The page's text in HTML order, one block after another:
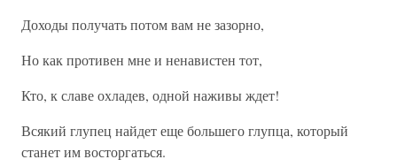
Доходы получать потом вам не зазорно,
Но как противен мне и ненавистен тот,
Кто, к славе охладев, одной наживы ждет!
Всякий глупец найдет еще большего глупца, который
станет им восторгаться.